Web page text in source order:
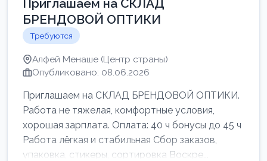
Приглашаем на СКЛАД
БРЕНДОВОЙ ОПТИКИ
Требуются
Алфей Менаше (Центр страны)
Опубликовано: 08.06.2026
Приглашаем на СКЛАД БРЕНДОВОЙ ОПТИКИ.
Работа не тяжелая, комфортные условия,
хорошая зарплата. Оплата: 40 ч бонусы до 45 ч
Работа лёгкая и стабильная Сбор заказов,
упаковка, стикеры, сортировка Воскре...